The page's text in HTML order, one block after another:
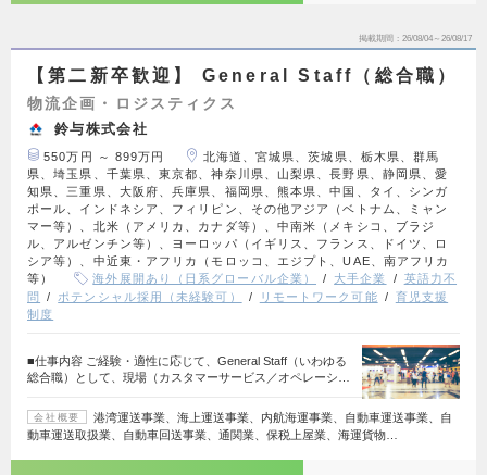
掲載期間 26/08/04～26/08/17
【第二新卒歓迎】 General Staff（総合職）
物流企画・ロジスティクス
鈴与株式会社
550万円 ～ 899万円
北海道、宮城県、茨城県、栃木県、群馬
県、埼玉県、千葉県、東京都、神奈川県、山梨県、長野県、静岡県、愛
知県、三重県、大阪府、兵庫県、福岡県、熊本県、中国、タイ、シンガ
ポール、インドネシア、フィリピン、その他アジア（ベトナム、ミャン
マー等）、北米（アメリカ、カナダ等）、中南米（メキシコ、ブラジ
ル、アルゼンチン等）、ヨーロッパ（イギリス、フランス、ドイツ、ロ
シア等）、中近東・アフリカ（モロッコ、エジプト、UAE、南アフリカ
等）
海外展開あり（日系グローバル企業） 大手企業
英語力不
問
ポテンシャル採用（未経験可） リモートワーク可能
育児支援
制度
■仕事内容 ご経験・適性に応じて、General Staff（いわゆる
総合職）として、現場（カスタマーサービス／オペレーシ…
会社概要
港湾運送事業、海上運送事業、内航海運事業、自動車運送事業、自
動車運送取扱業、自動車回送事業、通関業、保税上屋業、海運貨物…